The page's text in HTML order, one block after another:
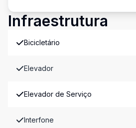
Infraestrutura
Bicicletário
Elevador
Elevador de Serviço
Interfone